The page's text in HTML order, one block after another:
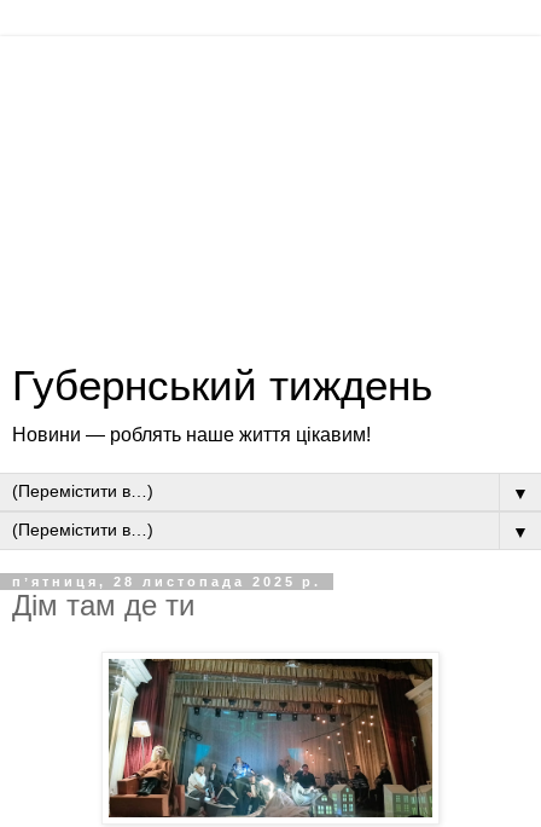
Губернський тиждень
Новини — роблять наше життя цікавим!
▼
▼
пʼятниця, 28 листопада 2025 р.
Дім там де ти